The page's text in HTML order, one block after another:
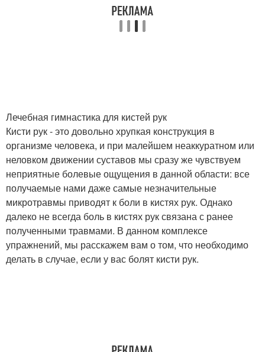
Лечебная гимнастика для кистей рук
Кисти рук - это довольно хрупкая конструкция в
организме человека, и при малейшем неаккуратном или
неловком движении суставов мы сразу же чувствуем
неприятные болевые ощущения в данной области: все
получаемые нами даже самые незначительные
микротравмы приводят к боли в кистях рук. Однако
далеко не всегда боль в кистях рук связана с ранее
полученными травмами. В данном комплексе
упражнений, мы расскажем вам о том, что необходимо
делать в случае, если у вас болят кисти рук.